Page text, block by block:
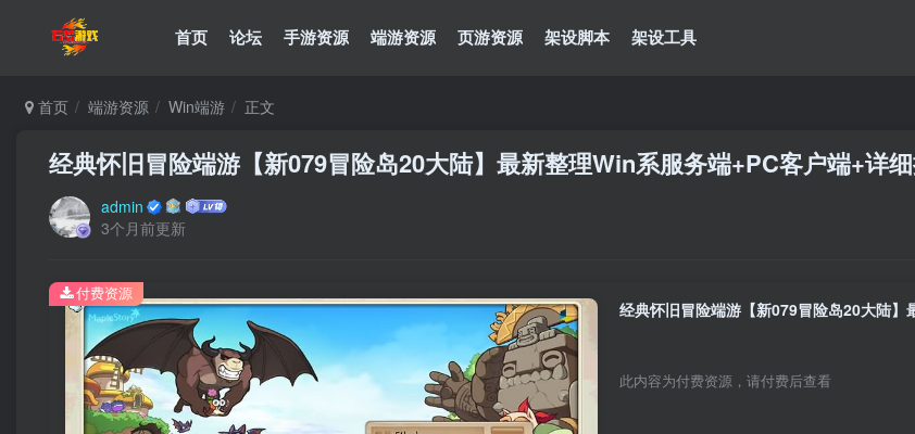
首页 论坛 手游资源 端游资源 页游资源 架设脚本 架设工具
首页 端游资源 Win端游 正文
经典怀旧冒险端游【新079冒险岛20大陆】最新整理Win系服务端+PC客户端+详
admin
3个月前更新
经典怀旧冒险端游【新079冒险岛20大陆
此内容为付费资源，请付费后查看
付费资源